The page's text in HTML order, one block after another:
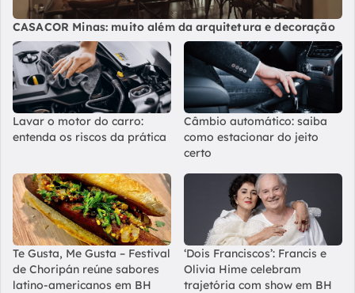
CASACOR Minas: muito além da arquitetura e decoração
Lavar o motor do carro:
entenda os riscos da prática
Câmbio automático: saiba
como estacionar do jeito
certo
Te Gusta, Me Gusta – Festival
de Choripán reúne sabores
latino-americanos em BH
‘Dois Franciscos’: Francis e
Olivia Hime celebram
trajetória com show em BH